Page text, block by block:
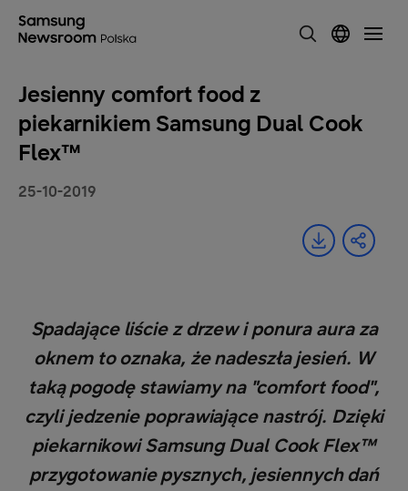
Jesienny comfort food z
piekarnikiem Samsung Dual Cook
Flex™
25-10-2019
Spadające liście z drzew i ponura aura za
oknem to oznaka, że nadeszła jesień. W
taką pogodę stawiamy na "comfort food",
czyli jedzenie poprawiające nastrój. Dzięki
piekarnikowi Samsung Dual Cook Flex™
przygotowanie pysznych, jesiennych dań